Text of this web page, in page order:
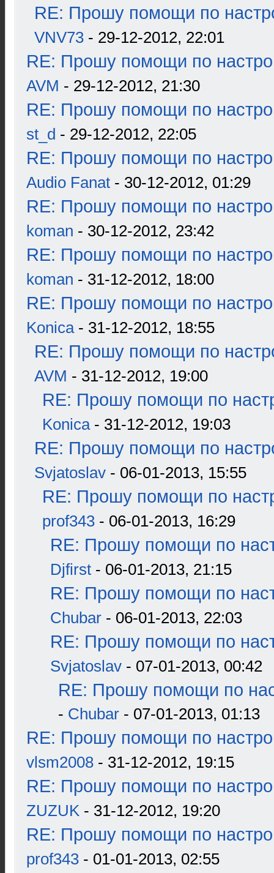
RE: Прошу помощи по
VNV73 - 29-12-2012, 22:01
RE: Прошу помощи по
AVM - 29-12-2012, 21:30
RE: Прошу помощи по
st_d - 29-12-2012, 22:05
RE: Прошу помощи по
Audio Fanat - 30-12-2012, 01:29
RE: Прошу помощи по
koman - 30-12-2012, 23:42
RE: Прошу помощи по
koman - 31-12-2012, 18:00
RE: Прошу помощи по
Konica- 31-12-2012, 18:55
RE: Прошу помощи по
AVM - 31-12-2012, 19:00
RE: Прошу помощи по
Konica- 31-12-2012, 19:03
RE: Прошу помощи по
Svjatoslav - 06-01-2013, 15:55
RE: Прошу помощи по
prof343 - 06-01-2013, 16:29
RE: Прошу помощи по
Djfirst - 06-01-2013, 21:15
RE: Прошу помощи по
Chubar - 06-01-2013, 22:03
RE: Прошу помощи по
Svjatoslav - 07-01-2013, 00:42
RE: Прошу помощи по
- Chubar - 07-01-2013, 01:13
RE: Прошу помощи по
vlsm2008 - 31-12-2012, 19:15
RE: Прошу помощи по
ZUZUK - 31-12-2012, 19:20
RE: Прошу помощи по
prof343 - 01-01-2013, 02:55